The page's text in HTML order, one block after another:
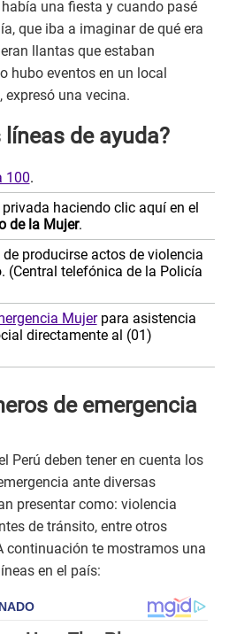
una fiesta y cuando pasé
que iba a imaginar de qué era
llantas que estaban
hubo eventos en un local
expresó una vecina.
de ayuda?
100.
haciendo clic aquí en el
de la Mujer.
producirse actos de violencia
(Central telefónica de la Policía
Mujerpara asistencia
directamente al (01)
de emergencia
Perú deben tener en cuenta los
ante diversas
presentar como: violencia
de tránsito, entre otros
continuación te mostramos una
en el país: